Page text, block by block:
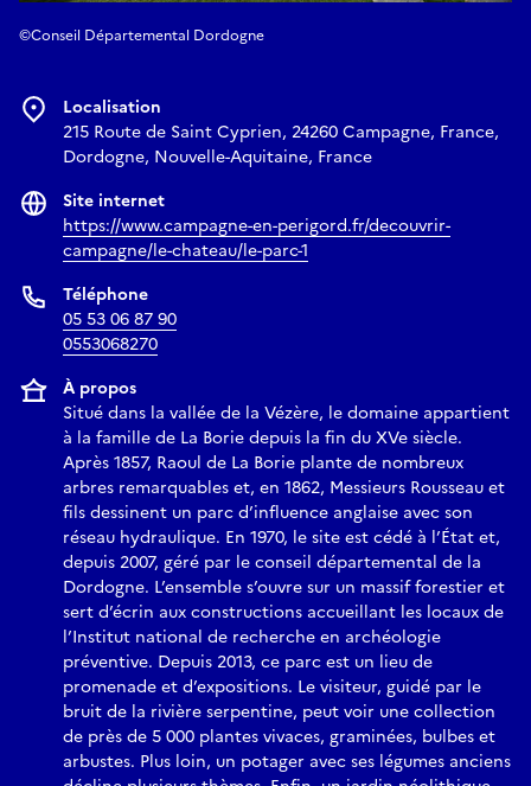
©Conseil Départemental Dordogne
Localisation
215 Route de Saint Cyprien, 24260 Campagne, France,
Dordogne, Nouvelle-Aquitaine, France
Site internet
https://www.campagne-en-perigord.fr/decouvrir-
campagne/le-chateau/le-parc-1
Téléphone
05 53 06 87 90
0553068270
À propos
Situé dans la vallée de la Vézère, le domaine appartient
à la famille de La Borie depuis la fin du XVe siècle.
Après 1857, Raoul de La Borie plante de nombreux
arbres remarquables et, en 1862, Messieurs Rousseau et
fils dessinent un parc d’influence anglaise avec son
réseau hydraulique. En 1970, le site est cédé à l’État et,
depuis 2007, géré par le conseil départemental de la
Dordogne. L’ensemble s’ouvre sur un massif forestier et
sert d’écrin aux constructions accueillant les locaux de
l’Institut national de recherche en archéologie
préventive. Depuis 2013, ce parc est un lieu de
promenade et d’expositions. Le visiteur, guidé par le
bruit de la rivière serpentine, peut voir une collection
de près de 5 000 plantes vivaces, graminées, bulbes et
arbustes. Plus loin, un potager avec ses légumes anciens